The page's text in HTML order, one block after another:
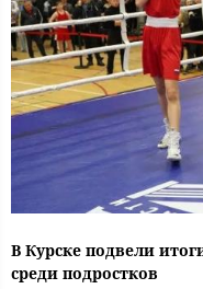
В Курске подвели
среди подростков